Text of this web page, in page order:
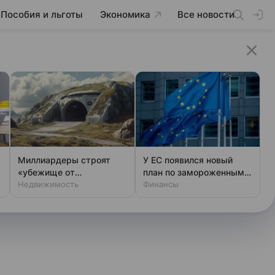
Пособия и льготы Экономика Все новости
Миллиардеры строят
«убежище от
апокалипсиса» в
Недвижимость
У ЕС появился новый
план по замороженным
активам России
Финансы